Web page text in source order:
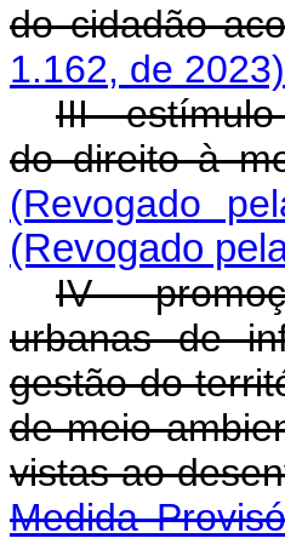
do cidadão
1.162, de 2023)
III -
do direito à
(Revogado
(Revogado
IV -
urbanas de
gestão do
de meio
vistas ao
Medida